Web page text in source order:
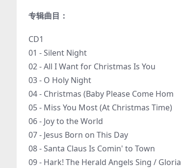
专辑曲目：
CD1
01 - Silent Night
02 - All I Want for Christmas Is You
03 - O Holy Night
04 - Christmas (Baby Please Come Hom
05 - Miss You Most (At Christmas Time)
06 - Joy to the World
07 - Jesus Born on This Day
08 - Santa Claus Is Comin' to Town
09 - Hark! The Herald Angels Sing /